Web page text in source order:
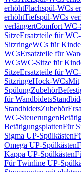
erhöhtFlachspül-WCs
erhöhtTiefspül-WCs
verlängertComfort WC-
SitzeErsatzteile für
SitzringeWCs für
WCsErsatzteile für
WCsWC-Sitze für
SitzeErsatzteile für
SitzringeHock-WCsMit
SpülungZubehör
für Wandbidets
StandbidetsZubehör
WC-Steuerungen
BetätigungsplattenFür
Sigma UP-Spülkästen
Omega UP-Spülkästen
Kappa UP-Spülkästen
Für Twinline UP-